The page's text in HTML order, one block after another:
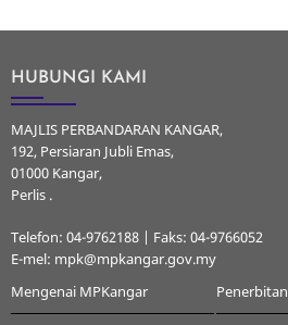
HUBUNGI KAMI
MAJLIS PERBANDARAN KANGAR,
192, Persiaran Jubli Emas,
01000 Kangar,
Perlis .
Telefon: 04-9762188 | Faks: 04-9766052
E-mel: mpk@mpkangar.gov.my
Mengenai MPKangar
Penerbitan